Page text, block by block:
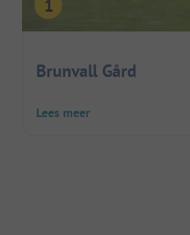
Brunvall Gård
Lees meer